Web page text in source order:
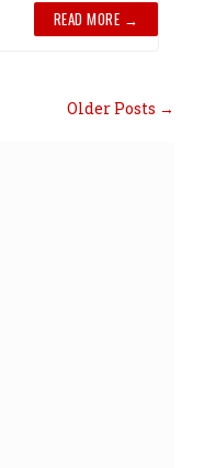
READ MORE →
Older Posts →